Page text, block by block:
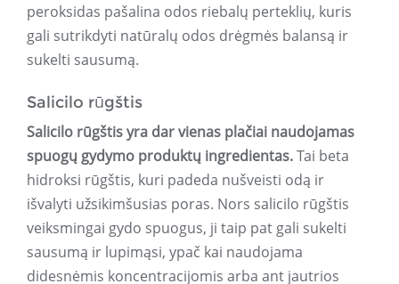
peroksidas pašalina odos riebalų perteklių, kuris
gali sutrikdyti natūralų odos drėgmės balansą ir
sukelti sausumą.
Salicilo rūgštis
Salicilo rūgštis yra dar vienas plačiai naudojamas
spuogų gydymo produktų ingredientas.Tai beta
hidroksi rūgštis, kuri padeda nušveisti odą ir
išvalyti užsikimšusias poras. Nors salicilo rūgštis
veiksmingai gydo spuogus, ji taip pat gali sukelti
sausumą ir lupimąsi, ypač kai naudojama
didesnėmis koncentracijomis arba ant jautrios